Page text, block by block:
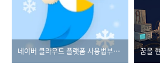
네이버 클라우드 플랫폼 사용법부터 자격증까지